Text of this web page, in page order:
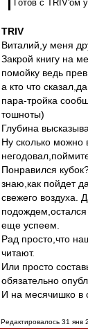
Готов с TRIV'ом
TRIV
Виталий,у меня
Закрой книгу на
помойку ведь
а кто что
пара-тройка
тошноты)
Глубина
Ну сколько можно
Понравился
знаю,как пойдет
свежего воздуха.
еще успеем.
Рад просто,что
читают.
Или просто
обязательно
И на месячишко в
Редактировалось 31 янв